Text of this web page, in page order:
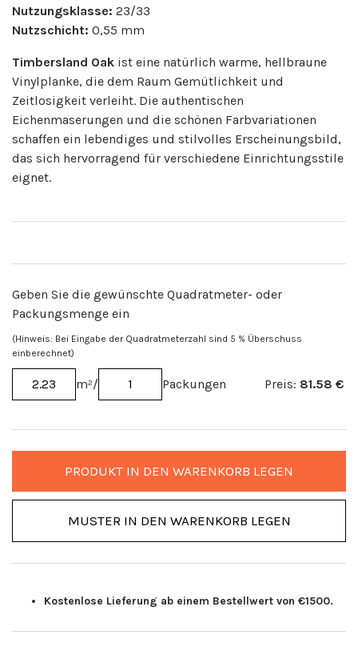
Nutzungsklasse: 23/33
Nutzschicht: 0,55 mm
Timbersland Oak ist eine natürlich warme, hellbraune
Vinylplanke, die dem Raum Gemütlichkeit und
Zeitlosigkeit verleiht. Die authentischen
Eichenmaserungen und die schönen Farbvariationen
schaffen ein lebendiges und stilvolles Erscheinungsbild,
das sich hervorragend für verschiedene Einrichtungsstile
eignet.
Geben Sie die gewünschte Quadratmeter- oder
Packungsmenge ein
(Hinweis: Bei Eingabe der Quadratmeterzahl sind 5 % Überschuss
einberechnet)
m²/ Packungen Preis: 81.58 €
PRODUKT IN DEN WARENKORB LEGEN
MUSTER IN DEN WARENKORB LEGEN
Kostenlose Lieferung ab einem Bestellwert von €1500.